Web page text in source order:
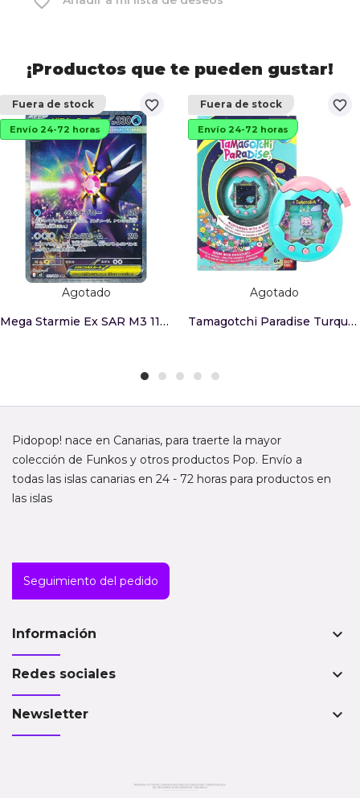
¡Productos que te pueden gustar!
favorite_border
Fuera de stock
Envío 24-72 horas
Agotado
Mega Starmie Ex SAR M3 111/080 (JP)
favorite_border
Fuera de stock
Envío 24-72 horas
Agotado
Tamagotchi Paradise Turquesa
Pidopop! nace en Canarias, para traerte la mayor
colección de Funkos y otros productos Pop. Envío a
todas las islas canarias en 24 - 72 horas para productos en
las islas
Seguimiento del pedido
Información keyboard_arrow_down
Redes sociales keyboard_arrow_down
Newsletter keyboard_arrow_down